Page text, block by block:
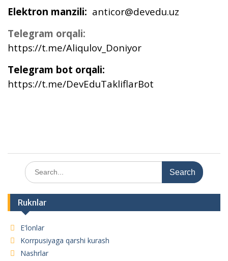
Elektron manzili: anticor@devedu.uz
Telegram orqali:
https://t.me/Aliqulov_Doniyor
Telegram bot orqali:
https://t.me/DevEduTakliflarBot
Search
for:
Ruknlar
E'lonlar
Korrpusiyaga qarshi kurash
Nashrlar